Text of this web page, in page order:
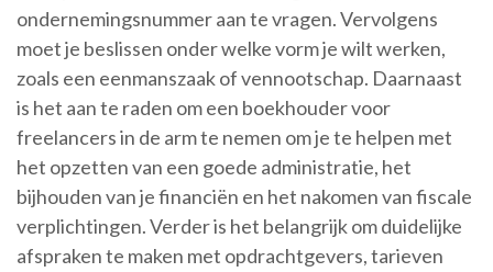
ondernemingsnummer aan te vragen. Vervolgens
moet je beslissen onder welke vorm je wilt werken,
zoals een eenmanszaak of vennootschap. Daarnaast
is het aan te raden om een boekhouder voor
freelancers in de arm te nemen om je te helpen met
het opzetten van een goede administratie, het
bijhouden van je financiën en het nakomen van fiscale
verplichtingen. Verder is het belangrijk om duidelijke
afspraken te maken met opdrachtgevers, tarieven